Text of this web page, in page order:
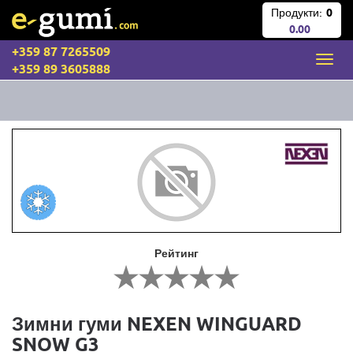
Продукти: 0
0.00
+359 87 7265509
+359 89 3605888
Рейтинг
Зимни гуми NEXEN WINGUARD
SNOW G3